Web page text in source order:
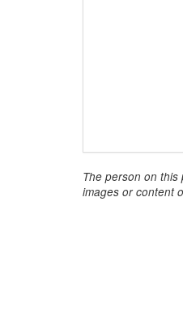
The person on
images or content